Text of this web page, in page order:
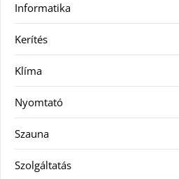
Informatika
Kerítés
Klíma
Nyomtató
Szauna
Szolgáltatás